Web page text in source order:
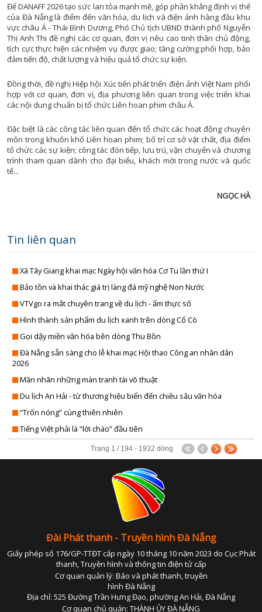
NGƯỜI CÓ UY TIN VÙNG
NÔNG DÂN ĐÀ
PHỤ NỮ VÀ PHÁT
QUỐC PHÒNG TOÀN
SẢN VẬT VÙNG
TRANG ĐỊA
TỪ CHÍNH SÁCH ĐẾN CUỘC
TẠP CHÍ THỂ
THUẾ VÀ CUỘC
VĂN HÓA & ĐỜI
VIẾT TIẾP ƯỚC MƠ - VÒNG TAY NHÂN
XÂY DỰNG NÔNG THÔN
THỜI SỰ PHÁT THANH
THỜI SỰ PHÁT THANH
THỜI SỰ PHÁT THANH
BA NÔNG BỐN
CHÍNH QUYỀN VỚI NGƯỜI
ĐIỂM ĐẾN CUỐI
DIỄN ĐÀN KINH
HOA ĐIỂM
LUẬT SƯ CỦA
SỨC KHỎE CỦA
THÀNH PHỐ 4
PHÁT THANH GIẢM NGHÈO BỀN
TỌA ĐÀM XUẤT KHẨU LAO
CHÍNH TRỊ - XÃ
PHÁP
CHÍNH SÁCH - VĂN BẢN
Y TẾ - GIÁO
GÓP Ý DỰ THẢO LUẬT ĐẤT ĐAI (SỬA
TIẾNG DÂN TỘC THIỂU
DÂN TỘC VÀ MIỀN NÚI TIẾNG CƠ
SẢN VẬT VÙNG CAO TIẾNG CƠ
CHUYÊN MỤC THÔNG BÁO - QUẢNG
BẢNG GIÁ QUẢNG
ĐẤU THẦU, MUA SẮM
Để DANAFF 2026 tạo sức lan tỏa mạnh mẽ, góp phần khẳng định vị thế
của Đà Nẵng là điểm đến văn hóa, du lịch và điện ảnh hàng đầu khu
vực châu Á - Thái Bình Dương, Phó Chủ tịch UBND thành phố Nguyễn
Thị Anh Thi đề nghị các cơ quan, đơn vị nêu cao tinh thần chủ động,
tích cực thực hiện các nhiệm vụ được giao; tăng cường phối hợp, bảo
đảm tiến độ, chất lượng và hiệu quả tổ chức sự kiện.
Đồng thời, đề nghị Hiệp hội Xúc tiến phát triển điện ảnh Việt Nam phối
hợp với cơ quan, đơn vị, địa phương liên quan trong việc triển khai
các nội dung chuẩn bị tổ chức Liên hoan phim châu Á.
Đặc biệt là các công tác liên quan đến tổ chức các hoạt động chuyên
môn trong khuôn khổ Liên hoan phim; bố trí cơ sở vật chất, địa điểm
tổ chức các sự kiện; công tác đón tiếp, lưu trú, vận chuyển và chương
trình tham quan dành cho đại biểu, khách mời trong nước và quốc
tế...
NGỌC HÀ
Tin liên quan
Xã Tây Giang khai mạc Ngày hội văn hóa Cơ Tu lần thứ I
Bảo tồn và khai thác giá trị làng đá mỹ nghệ Non Nước
VTVgo ra mắt chuyên trang về du lịch - ẩm thực số
Hình thành sản phẩm du lịch xanh trên dòng Cổ Cò
Gọi dậy miền văn hóa bên dòng Thu Bồn
Đà Nẵng sẵn sàng cho lễ khai mạc Hội thao Công an nhân dân
2026
Mãn nhãn những màn tranh tài võ thuật
Du lịch An Hải - từ thương hiệu biển đến chiều sâu văn hóa
“Trốn nóng” cùng thiên nhiên
Tiếng Việt phải là “lời chào” đầu tiên
Trang 1 / 194 - 1932 dòng
Đài Phát thanh - Truyền hình Đà Nẵng
Giấy phép số 176/GP-TTĐT cấp ngày 10 tháng 10 năm 2023 do Cục Phát
thanh, Truyền hình và thông tin điện tử cấp
Cơ quan quản lý: Báo và phát thanh, truyền
hình Đà Nẵng
Địa chỉ: 525 Đường Trần Hưng Đạo, phường An Hải, Đà Nẵng
Cơ quan chủ quản: THÀNH ỦY ĐÀ NẴNG